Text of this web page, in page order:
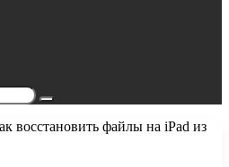
Поиск...
восстановить файлы на iPad из